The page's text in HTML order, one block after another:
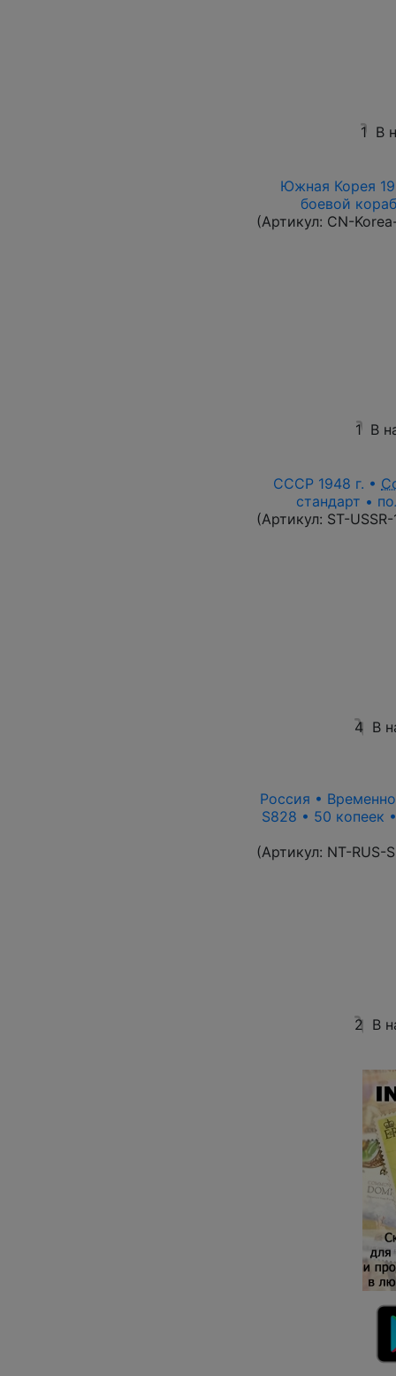
1 В
Южная Корея
боевой
(Артикул: CN-
1 В
СССР 1948 г. •
стандарт •
(Артикул: ST-
4 В
Россия •
S828 • 50 копеек
(Артикул: NT-RUS-
2 В